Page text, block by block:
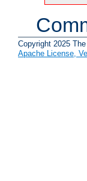
Copyright 2025
Apache License,